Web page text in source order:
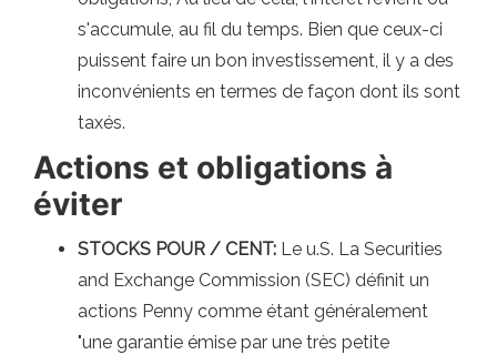
s'accumule, au fil du temps. Bien que ceux-ci
puissent faire un bon investissement, il y a des
inconvénients en termes de façon dont ils sont
taxés.
Actions et obligations à
éviter
STOCKS POUR / CENT: Le u.S. La Securities
and Exchange Commission (SEC) définit un
actions Penny comme étant généralement
"une garantie émise par une très petite